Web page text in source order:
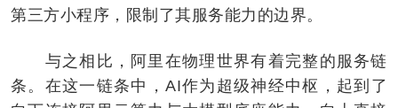
第三方小程序，限制了其服务能力的边界。
与之相比，阿里在物理世界有着完整的服务链
条。在这一链条中，AI作为超级神经中枢，起到了